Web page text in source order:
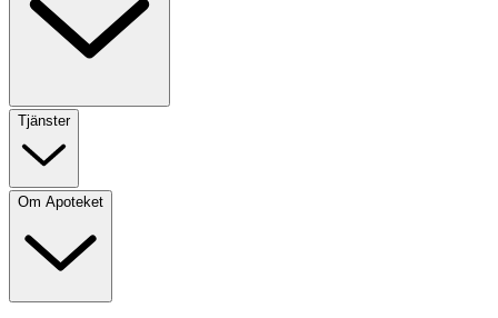
Tjänster
Om Apoteket